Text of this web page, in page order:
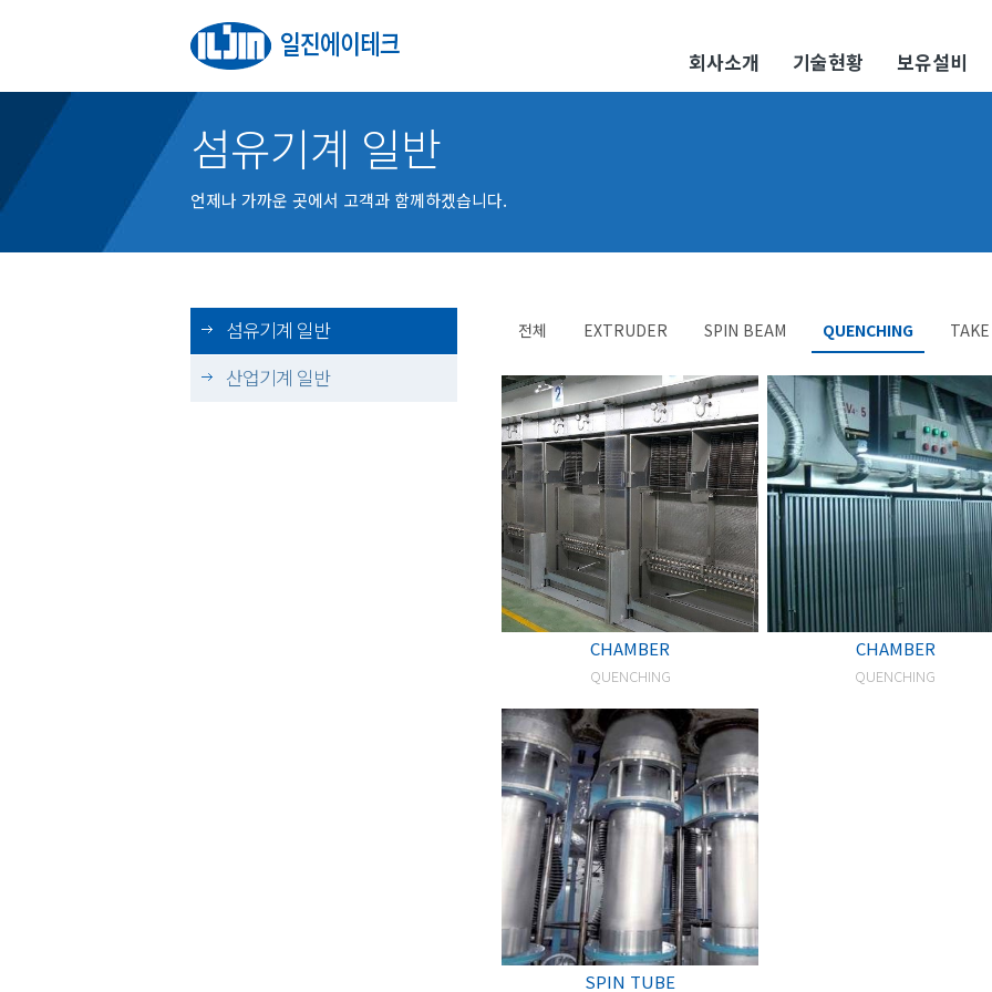
회사소개 기술현황 보유설비
섬유기계 일반
언제나 가까운 곳에서 고객과 함께하겠습니다.
섬유기계 일반
산업기계 일반
전체 EXTRUDER SPIN BEAM QUENCHING
CHAMBER
QUENCHING
CHAMBER
QUENCHING
SPIN TUBE